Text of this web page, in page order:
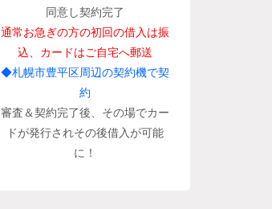
同意し契約完了
通常お急ぎの方の初回の借入は振
込、カードはご自宅へ郵送
◆札幌市豊平区周辺の契約機で契
約
審査＆契約完了後、その場でカー
ドが発行されその後借入が可能
に！